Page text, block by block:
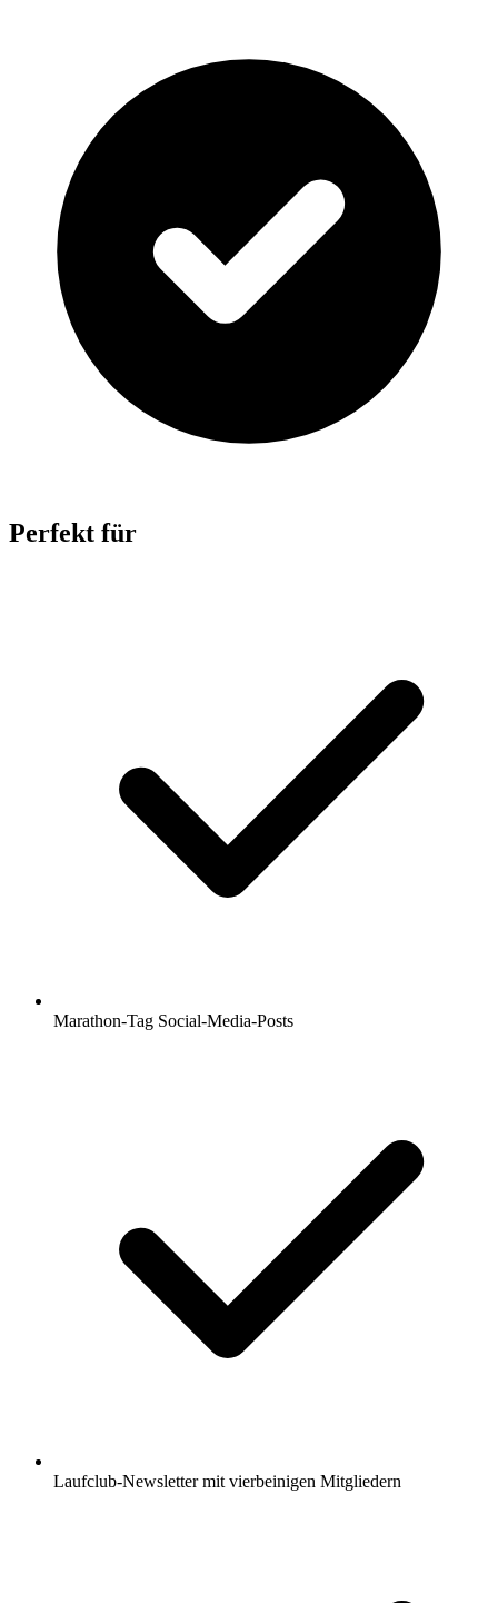
Perfekt für
Marathon-Tag Social-Media-Posts
Laufclub-Newsletter mit vierbeinigen Mitgliedern